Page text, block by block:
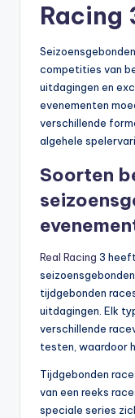
Racing
competities van
uitdagingen en
evenementen
verschillende
algehele
Soorten
Real Racing 3
tijdgebonden
uitdagingen. Elk
verschillende
testen, waardoor
Tijdgebonden
van een reeks
speciale series